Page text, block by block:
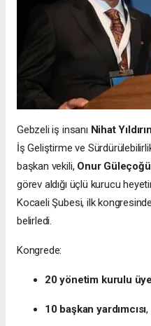
Gebzeli iş insanı Nihat
İş Geliştirme ve
başkan vekili, Onur
görev aldığı üçlü kurucu
Kocaeli Şubesi, ilk
belirledi.
Kongrede:
20 yönetim kurulu
10 başkan yardımcısı,